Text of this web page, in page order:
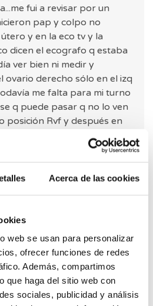
Acerca de las cookies
web se usan para personalizar
ofrecer funciones de redes
Además, compartimos
que haga del sitio web con
sociales, publicidad y análisis
fui a revisar por un
pap y colpo no
y en la eco tv y la
dicen el ecografo q estaba
ver bien ni medir y
derecho sólo en el izq
me falta para mi turno
q puede pasar q no lo ven
posición Rvf y después en
CONTESTAR
tenía un embarazo de 18
tenía latidos cuando le
extraerla se encontraron